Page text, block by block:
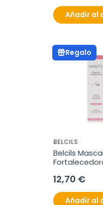
Añadir al
Regalo
BELCILS
Belcils
12,70 €
Añadir al